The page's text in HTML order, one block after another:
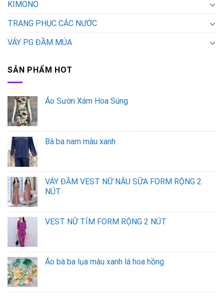
KIMONO
TRANG PHỤC CÁC NƯỚC
VÁY PG ĐẦM MÚA
SẢN PHẨM HOT
Áo Sườn Xám Hoa Súng
Bà ba nam màu xanh
VÁY ĐẦM VEST NỮ NÂU SỮA FORM RỘNG 2
NÚT
VEST NỮ TÍM FORM RỘNG 2 NÚT
Áo bà ba lụa màu xanh lá hoa hồng